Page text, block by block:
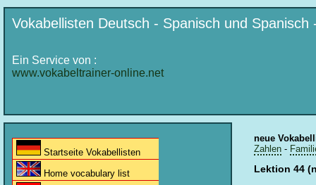
Vokabellisten Deutsch - Spanisch und Spanisch
Ein Service von :
www.vokabeltrainer-online.net
Startseite Vokabellisten
Home vocabulary list
neue
Zahlen -
Lektion 44